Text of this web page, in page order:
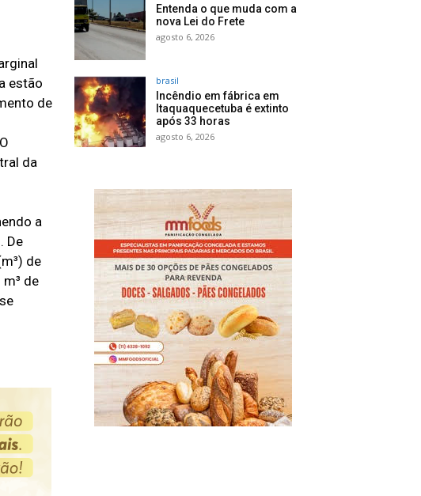
estão
de
da
a
De
de
de
Entenda o que muda com a
nova Lei do Frete
agosto 6, 2026
brasil
Incêndio em fábrica em
Itaquaquecetuba é extinto
após 33 horas
agosto 6, 2026